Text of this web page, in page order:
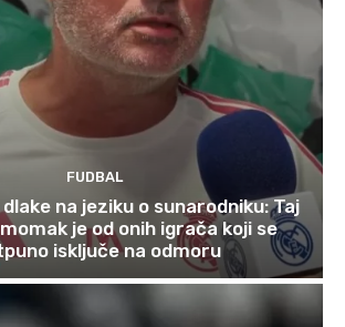
FUDBAL
na jeziku o sunarodniku: Taj
je od onih igrača koji se
isključe na odmoru